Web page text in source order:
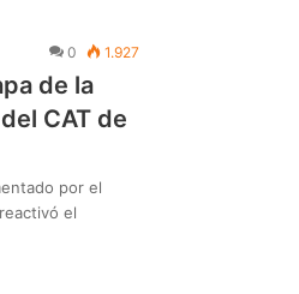
0 1.927
de la
CAT de
por el
el